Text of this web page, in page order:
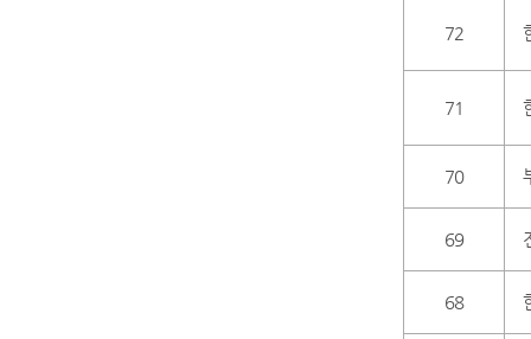
72
71
70
69
68